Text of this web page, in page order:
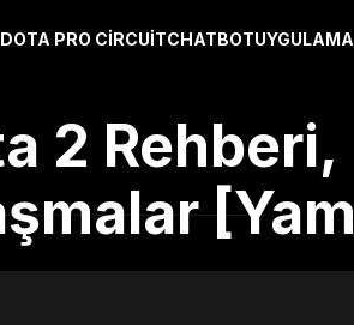
DOTA PRO CIRCUITCHATBOTUYGULAMA
2 Rehberi,